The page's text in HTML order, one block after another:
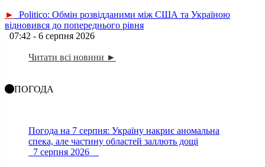
►
Politico: Обмін розвідданими між США та Україною
відновився до попереднього рівня
07:42 - 6 серпня 2026
Читати всі новини ►
ПОГОДА
Погода на 7 серпня: Україну накриє аномальна
спека, але частину областей заллють дощі
7 серпня 2026